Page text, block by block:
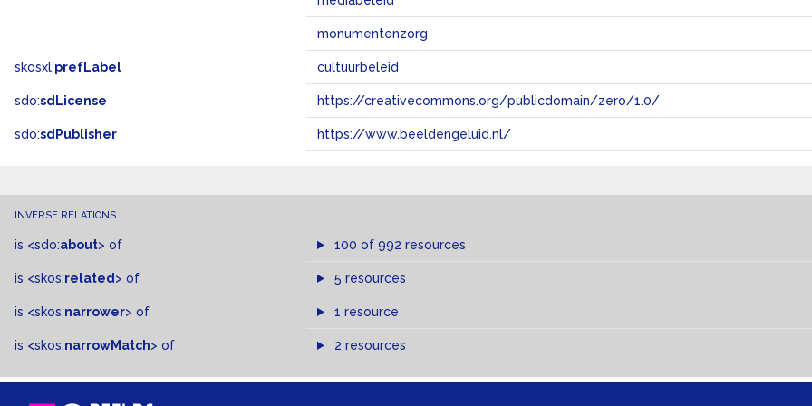
monumentenzorg
skosxl:prefLabel cultuurbeleid
sdo:sdLicense https://creativecommons.org/publicdomain/zero/1.0/
sdo:sdPublisher https://www.beeldengeluid.nl/
INVERSE RELATIONS
is <sdo:about> of 100 of 992 resources
is <skos:related > of 5 resources
is <skos:narrower> of 1 resource
is <skos:narrowMatch> of 2 resources